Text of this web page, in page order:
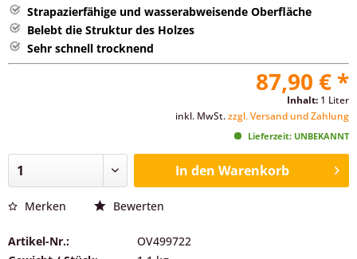
Strapazierfähige und wasserabweisende Oberfläche
Belebt die Struktur des Holzes
Sehr schnell trocknend
87,90 € *
Inhalt: 1 Liter
inkl. MwSt.zzgl. Versand und Zahlung
Lieferzeit: UNBEKANNT
In den Warenkorb
Merken Bewerten
Artikel-Nr.:
OV499722